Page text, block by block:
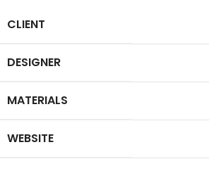
CLIENT
DESIGNER
MATERIALS
WEBSITE